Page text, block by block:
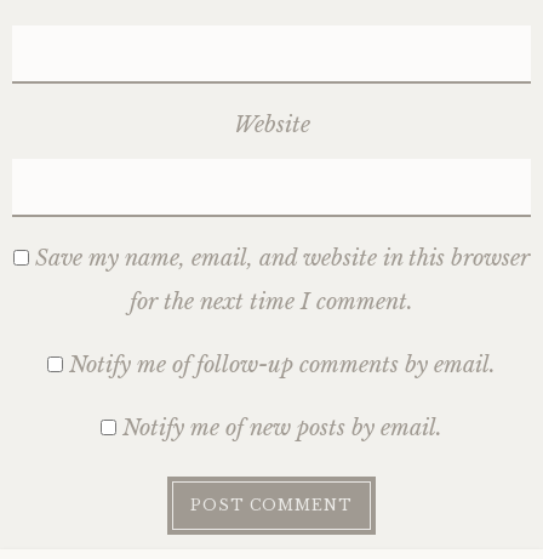
Website
Save my name, email, and website in this browser
for the next time I comment.
Notify me of follow-up comments by email.
Notify me of new posts by email.